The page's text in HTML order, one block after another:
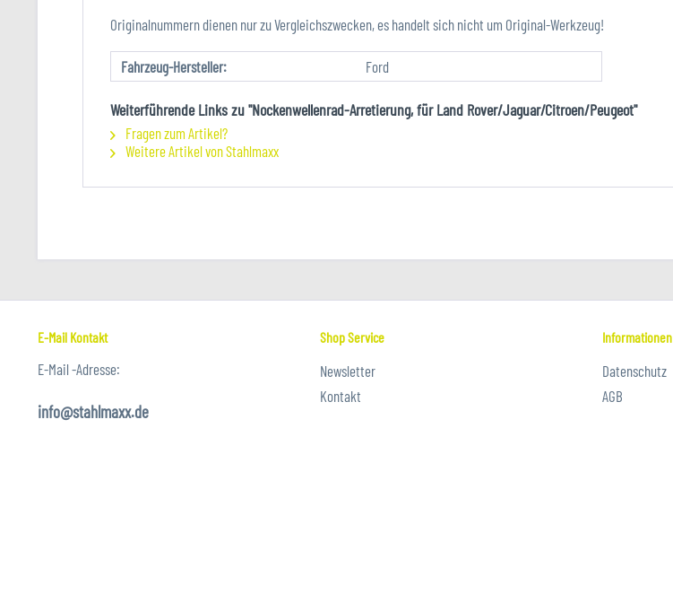
Originalnummern dienen nur zu Vergleichszwecken, es handelt sich nicht um Original-Werkzeug!
Fahrzeug-Hersteller: Ford
Weiterführende Links zu "Nockenwellenrad-Arretierung, für Land Rover/Jaguar/Citroen/Peugeot"
Fragen zum Artikel?
Weitere Artikel von Stahlmaxx
E-Mail Kontakt
E-Mail -Adresse:
info@stahlmaxx.de
Shop Service
Newsletter
Kontakt
Informationen
Datenschutz
AGB